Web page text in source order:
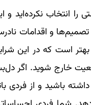
را انتخاب
و اقدامات
است که در این شرایط،
خارج شوید. اگر
باشید و از فردی